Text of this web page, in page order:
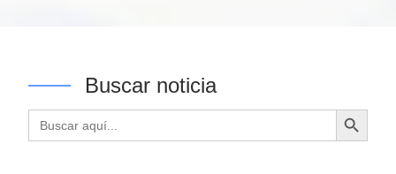
Buscar noticia
Buscar: Botón de búsqueda